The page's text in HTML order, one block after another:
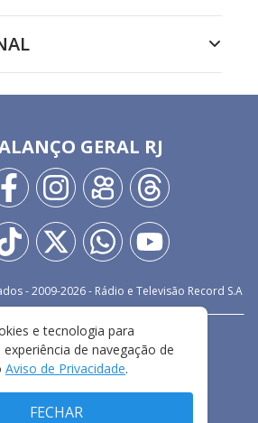
GERAL RJ
- 2009-2026- Rádio e Televisão Record S.A
FALE CONOSCO
PRIVACIDADE
E CONDIÇÕES DE USO
e tecnologia para
de navegação de
Aviso de Privacidade.
FECHAR